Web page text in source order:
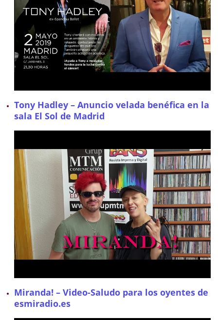
Tony Hadley – Anuncio velada benéfica en la
sala El Sol de Madrid
Miranda! – Video-Saludo para los oyentes de
esmiradio.es